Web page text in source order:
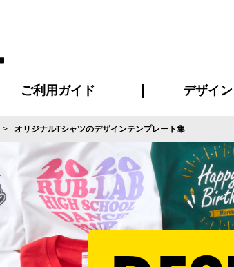
ポロシャツ パーカー・
セットアップ・ジャージ ツナ
キャップ・バンダナ グッズ
ご利用ガイド
ご利用ガイド
はじめての方へ
再注文の方へ
お支払い方法について
割引まとめページ
発送・特急サービスについて
版の保管期限について
マイページ会員のメリット
よくあるご質問
デザイ
デザイン入
デザイン料
デザインテン
デザインシミ
書体一覧（フ
プリント・
オリジナルTシャツのデザインテンプレート集